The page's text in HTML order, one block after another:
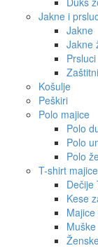
Jakne i
Jakne
Jakne
Prsluci
Košulje
Peškiri
Polo majice
Polo
Polo
Polo
T-shirt majice
Dečije
Kese